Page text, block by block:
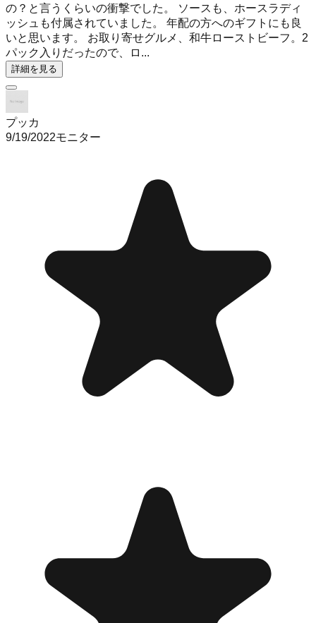
の？と言うくらいの衝撃でした。 ソースも、ホースラディ
ッシュも付属されていました。 年配の方へのギフトにも良
いと思います。 お取り寄せグルメ、和牛ローストビーフ。2
パック入りだったので、ロ...
詳細を見る
プッカ
9/19/2022モニター